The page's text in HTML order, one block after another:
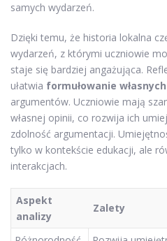
samych wydarzeń.
Dzięki temu, że historia lokalna
wydarzeń, z którymi uczniowie
staje się bardziej angażująca.
ułatwia formułowanie
argumentów. Uczniowie mają
własnej opinii, co rozwija ich
zdolność argumentacji.
tylko w kontekście edukacji, ale
interakcjach.
Aspekt
analizy
Zalety